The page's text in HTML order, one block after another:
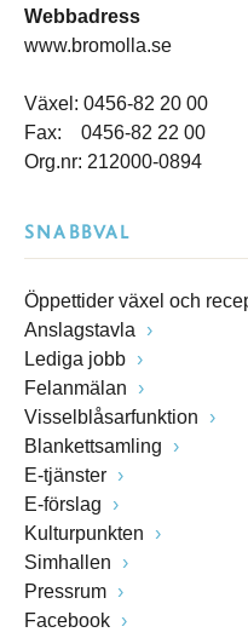
Webbadress
www.bromolla.se
Växel: 0456-82 20 00
Fax: 0456-82 22 00
Org.nr: 212000-0894
SNABBVAL
Öppettider växel och
Anslagstavla
Lediga jobb
Felanmälan
Visselblåsarfunktion
Blankettsamling
E-tjänster
E-förslag
Kulturpunkten
Simhallen
Pressrum
Facebook